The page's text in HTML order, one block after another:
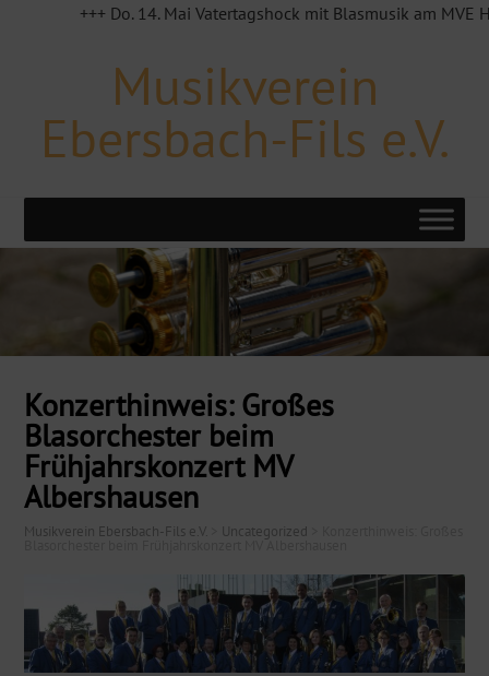
+++ Do. 14. Mai Vatertagshock mit Blasmusik am MVE
Musikverein
Ebersbach-Fils e.V.
Konzerthinweis: Großes
Blasorchester beim
Frühjahrskonzert MV
Albershausen
Musikverein Ebersbach-Fils e.V. Uncategorized
Blasorchester beim Frühjahrskonzert MV Albershausen